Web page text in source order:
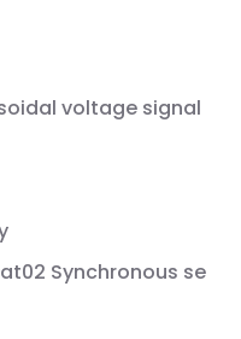
voltage signal
Synchronous se